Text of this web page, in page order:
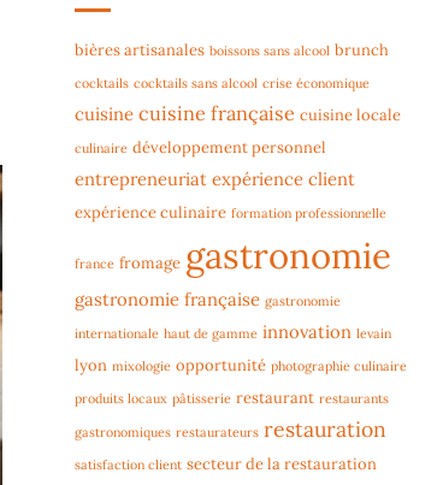
bières artisanales boissons sans alcool brunch
cocktails cocktails sans alcool crise économique
cuisine cuisine française cuisine locale
culinaire développement personnel
entrepreneuriat expérience client
expérience culinaire formation professionnelle
france fromage gastronomie
gastronomie française gastronomie
internationale haut de gamme innovation levain
lyon mixologie opportunité photographie culinaire
produits locaux pâtisserie restaurant restaurants
gastronomiques restaurateurs restauration
satisfaction client secteur de la restauration